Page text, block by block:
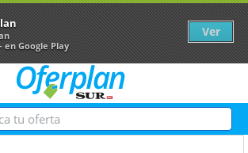
en Google Play
Ver